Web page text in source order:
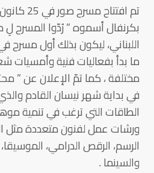
تم
بكرنفال أسموه ” رُدّوا المسرح
اللبناني، ليكون بذلك أول مسرح
ما بدأ بفعاليات فنية
مختلفة ، كما تمّ الإعلان عن ”
في بداية شهر نيسان القادم
الطاقات التي ترغب في تنمية
ورشات عمل لفنون متعددة مثل
الرسم، الرقص الدرامي،
والسينما .